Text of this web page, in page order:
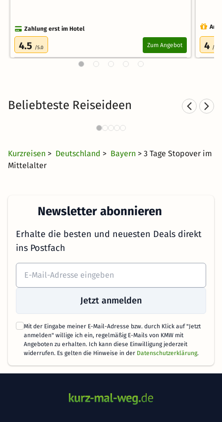
Zahlung erst im Hotel
4.5 /5.0 Zum Angebot 4 /5.0
Beliebteste Reiseideen
Hotel mit Hund in Bayern
77 Angebote
Kurzreisen > Deutschland > Bayern > 3 Tage Stopover im
Mittelalter
Newsletter abonnieren
Erhalte die besten und neuesten Deals direkt
ins Postfach
Jetzt anmelden
Mit der Eingabe meiner E-Mail-Adresse bzw. durch Klick auf "Jetzt
anmelden" willige ich ein, regelmäßig E-Mails von KMW mit
Angeboten zu erhalten. Ich kann diese Einwilligung jederzeit
widerrufen. Es gelten die Hinweise in der Datenschutzerklärung.